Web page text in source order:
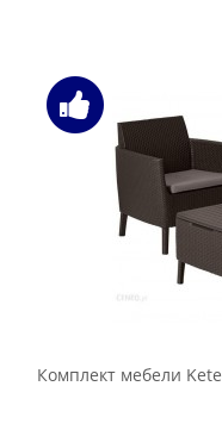
Комплект мебели
В